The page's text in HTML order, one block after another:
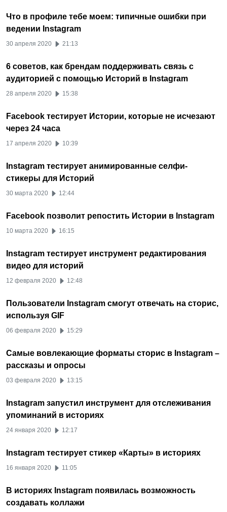
Что в профиле тебе моем: типичные ошибки при
ведении Instagram
30 апреля 2020 21:13
6 советов, как брендам поддерживать связь с
аудиторией с помощью Историй в Instagram
28 апреля 2020 15:38
Facebook тестирует Истории, которые не исчезают
через 24 часа
17 апреля 2020 10:39
Instagram тестирует анимированные селфи-
стикеры для Историй
30 марта 2020 12:44
Facebook позволит репостить Истории в Instagram
10 марта 2020 16:15
Instagram тестирует инструмент редактирования
видео для историй
12 февраля 2020 12:48
Пользователи Instagram смогут отвечать на сторис,
используя GIF
06 февраля 2020 15:29
Самые вовлекающие форматы сторис в Instagram –
рассказы и опросы
03 февраля 2020 13:15
Instagram запустил инструмент для отслеживания
упоминаний в историях
24 января 2020 12:17
Instagram тестирует стикер «Карты» в историях
16 января 2020 11:05
В историях Instagram появилась возможность
создавать коллажи